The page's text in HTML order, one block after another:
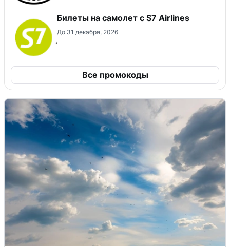
Билеты на самолет с S7 Airlines
До 31 декабря, 2026
Все промокоды